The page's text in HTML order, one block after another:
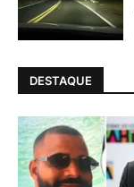
DESTAQUE